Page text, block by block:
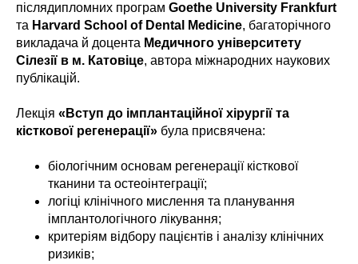
післядипломних програм Goethe University Frankfurt
та Harvard School of Dental Medicine, багаторічного
викладача й доцента Медичного університету
Сілезії в м. Катовіце, автора міжнародних наукових
публікацій.
Лекція «Вступ до імплантаційної хірургії та
кісткової регенерації» була присвячена:
біологічним основам регенерації кісткової
тканини та остеоінтеграції;
логіці клінічного мислення та планування
імплантологічного лікування;
критеріям відбору пацієнтів і аналізу клінічних
ризиків;